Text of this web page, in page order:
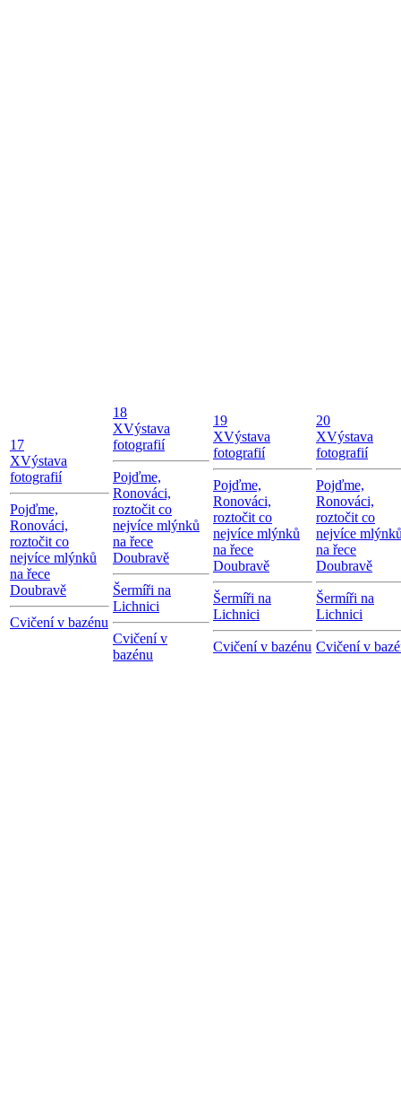
17
XVýstava
fotografií
Pojďme,
Ronováci,
roztočit co
nejvíce mlýnků
na řece
Doubravě
Cvičení v bazénu
18
XVýstava
fotografií
Pojďme,
Ronováci,
roztočit co
nejvíce mlýnků
na řece
Doubravě
Šermíři na
Lichnici
Cvičení v
bazénu
19
XVýstava
fotografií
Pojďme,
Ronováci,
roztočit co
nejvíce mlýnků
na řece
Doubravě
Šermíři na
Lichnici
Cvičení v bazénu
20
XVýstava
fotografií
Pojďme,
Ronováci,
roztočit co
nejvíce
na řece
Doubravě
Šermíři na
Lichnici
Cvičení v